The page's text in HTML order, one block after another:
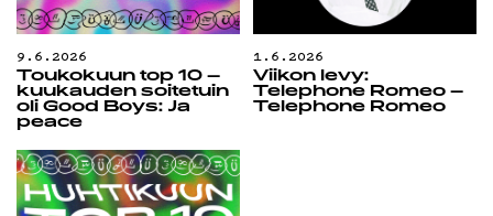
9.6.2026
Toukokuun top 10 –
kuukauden soitetuin
oli Good Boys: Ja
peace
1.6.2026
Viikon levy:
Telephone Romeo –
Telephone Romeo